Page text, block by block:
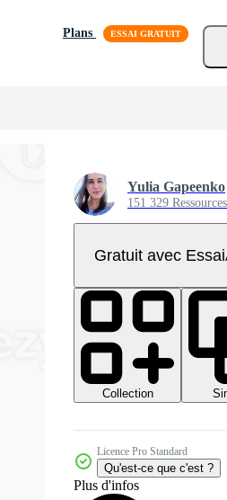
Plans
Yulia Gapeenko
151 329 Ressources
Gratuit avec Essai
Collection
Licence Pro Standard
Qu'est-ce que c'est ?
Plus d'infos